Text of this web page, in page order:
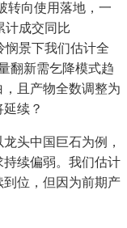
转向使用落地，一
计成交同比
悯景下我们估计全
翻新需乞降模式趋
且产物全数调整为
续？
头中国巨石为例，
续偏弱。我们估计
位，但因为前期产